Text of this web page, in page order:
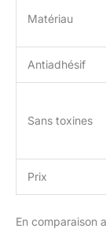
Matériau
Antiadhésif
Sans toxines
Prix
En comparaison